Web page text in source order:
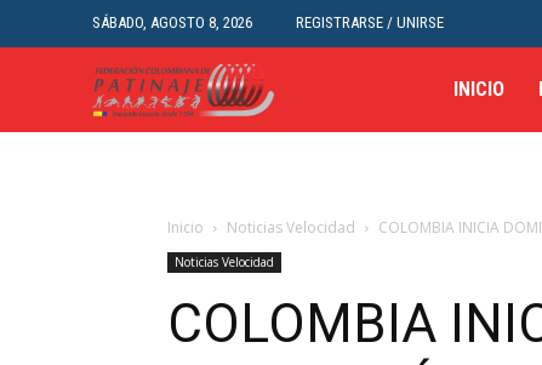
SÁBADO, AGOSTO 8, 2026 REGISTRARSE / UNIRSE
INICIO
Inicio Noticias Velocidad COLOMBIA INICIA
Noticias Velocidad
COLOMBIA